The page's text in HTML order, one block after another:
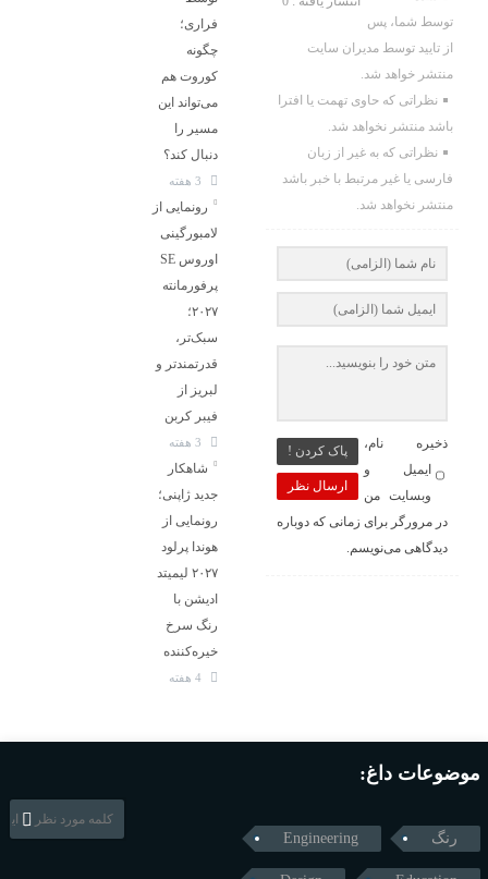
توسط شما، پس
از تایید توسط مدیران سایت
منتشر خواهد شد.
نظراتی که حاوی تهمت یا افترا
باشد منتشر نخواهد شد.
نظراتی که به غیر از زبان
فارسی یا غیر مرتبط با خبر باشد
منتشر نخواهد شد.
ارسال نظر
پاک کردن !
ذخیره نام،
ایمیل و
وبسایت من
در مرورگر برای زمانی که دوباره
دیدگاهی می‌نویسم.
فراری؛
چگونه
کوروت هم
می‌تواند این
مسیر را
دنبال کند؟
رونمایی از
لامبورگینی
اوروس SE
پرفورمانته
۲۰۲۷؛
سبک‌تر،
قدرتمندتر و
لبریز از
فیبر کربن
شاهکار
جدید ژاپنی؛
رونمایی از
هوندا پرلود
۲۰۲۷ لیمیتد
ادیشن با
رنگ سرخ
خیره‌کننده
موضوعات داغ:
رنگ Engineering